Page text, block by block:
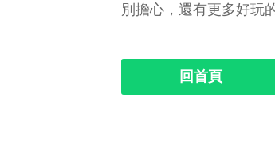
別擔心，還有更多好玩
回首頁